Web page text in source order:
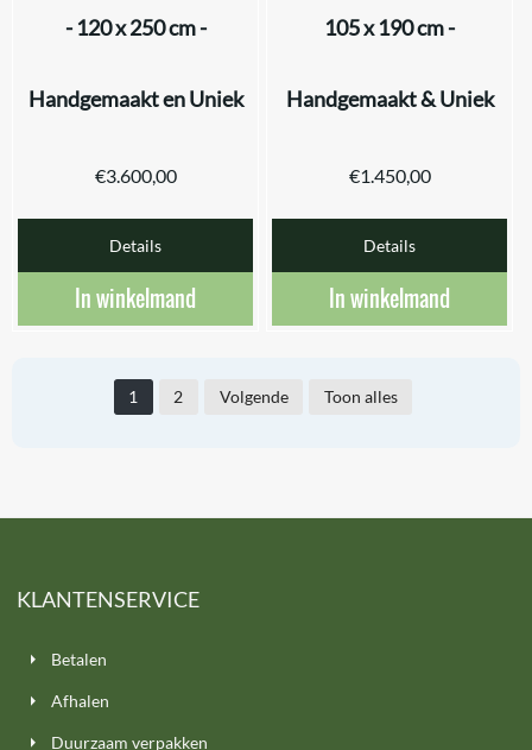
- 120 x 250 cm -
Handgemaakt en Uniek
€3.600,00
Details
In winkelmand
105 x 190 cm -
Handgemaakt & Uniek
€1.450,00
Details
In winkelmand
1 2 Volgende Toon alles
KLANTENSERVICE
Betalen
Afhalen
Duurzaam verpakken